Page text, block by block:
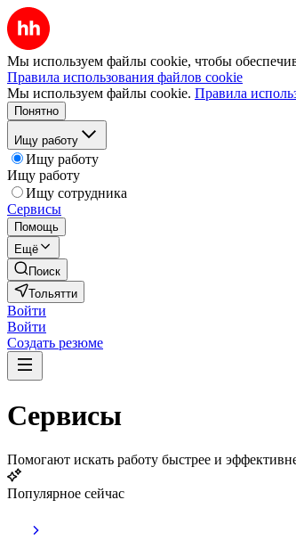
Мы используем файлы cookie, чтобы
Правила использования файлов cookie
Мы используем файлы cookie. Правила
Понятно
Ищу работу
Ищу работу
Ищу работу
Ищу сотрудника
Сервисы
Помощь
Ещё
Поиск
Тольятти
Войти
Войти
Создать резюме
Сервисы
Помогают искать работу быстрее и
Популярное сейчас